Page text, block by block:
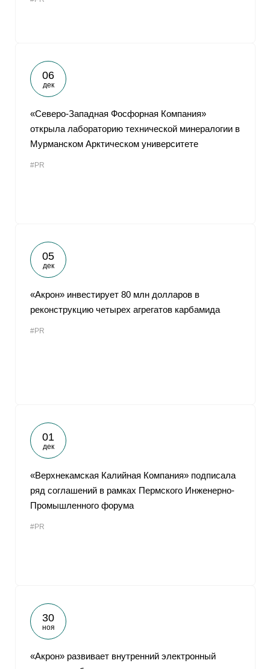
06
дек
«Северо-Западная Фосфорная Компания»
открыла лабораторию технической минералогии в
Мурманском Арктическом университете
#PR
05
дек
«Акрон» инвестирует 80 млн долларов в
реконструкцию четырех агрегатов карбамида
#PR
01
дек
«Верхнекамская Калийная Компания» подписала
ряд соглашений в рамках Пермского Инженерно-
Промышленного форума
#PR
30
ноя
«Акрон» развивает внутренний электронный